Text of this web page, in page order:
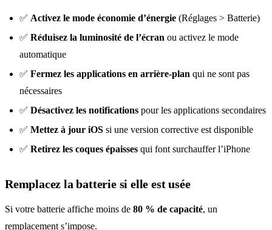
✅ Activez le mode économie d’énergie (Réglages > Batterie)
✅ Réduisez la luminosité de l’écran ou activez le mode
automatique
✅ Fermez les applications en arrière-plan qui ne sont pas
nécessaires
✅ Désactivez les notifications pour les applications secondaires
✅ Mettez à jour iOS si une version corrective est disponible
✅ Retirez les coques épaisses qui font surchauffer l’iPhone
Remplacez la batterie si elle est usée
Si votre batterie affiche moins de 80 % de capacité, un
remplacement s’impose.